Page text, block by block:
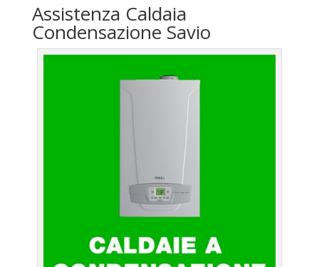
Assistenza Caldaia
Condensazione Savio